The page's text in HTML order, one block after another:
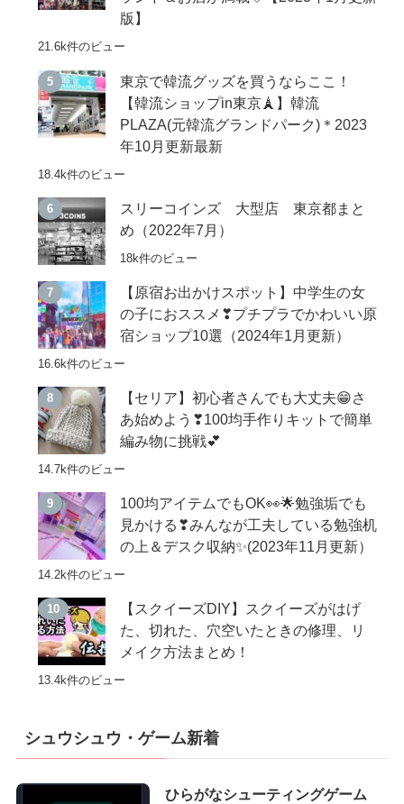
版】
21.6k件のビュー
東京で韓流グッズを買うならここ！
【韓流ショップin東京🗼】韓流
PLAZA(元韓流グランドパーク)＊2023
年10月更新最新
18.4k件のビュー
スリーコインズ 大型店 東京都まと
め（2022年7月）
18k件のビュー
【原宿お出かけスポット】中学生の女
の子におススメ❣プチプラでかわいい原
宿ショップ10選（2024年1月更新）
16.6k件のビュー
【セリア】初心者さんでも大丈夫😁さ
あ始めよう❣100均手作りキットで簡単
編み物に挑戦💕
14.7k件のビュー
100均アイテムでもOK👀🌟勉強垢でも
見かける❣みんなが工夫している勉強机
の上＆デスク収納✨(2023年11月更新）
14.2k件のビュー
【スクイーズDIY】スクイーズがはげ
た、切れた、穴空いたときの修理、リ
メイク方法まとめ！
13.4k件のビュー
シュウシュウ・ゲーム新着
ひらがなシューティングゲーム